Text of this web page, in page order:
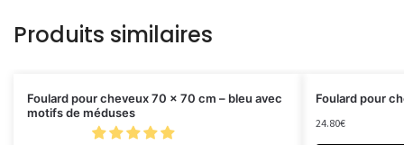
Produits similaires
Foulard pour cheveux 70 x 70 cm – bleu avec
motifs de méduses
Foulard pour
24.80€